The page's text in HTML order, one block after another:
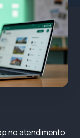
no atendimento